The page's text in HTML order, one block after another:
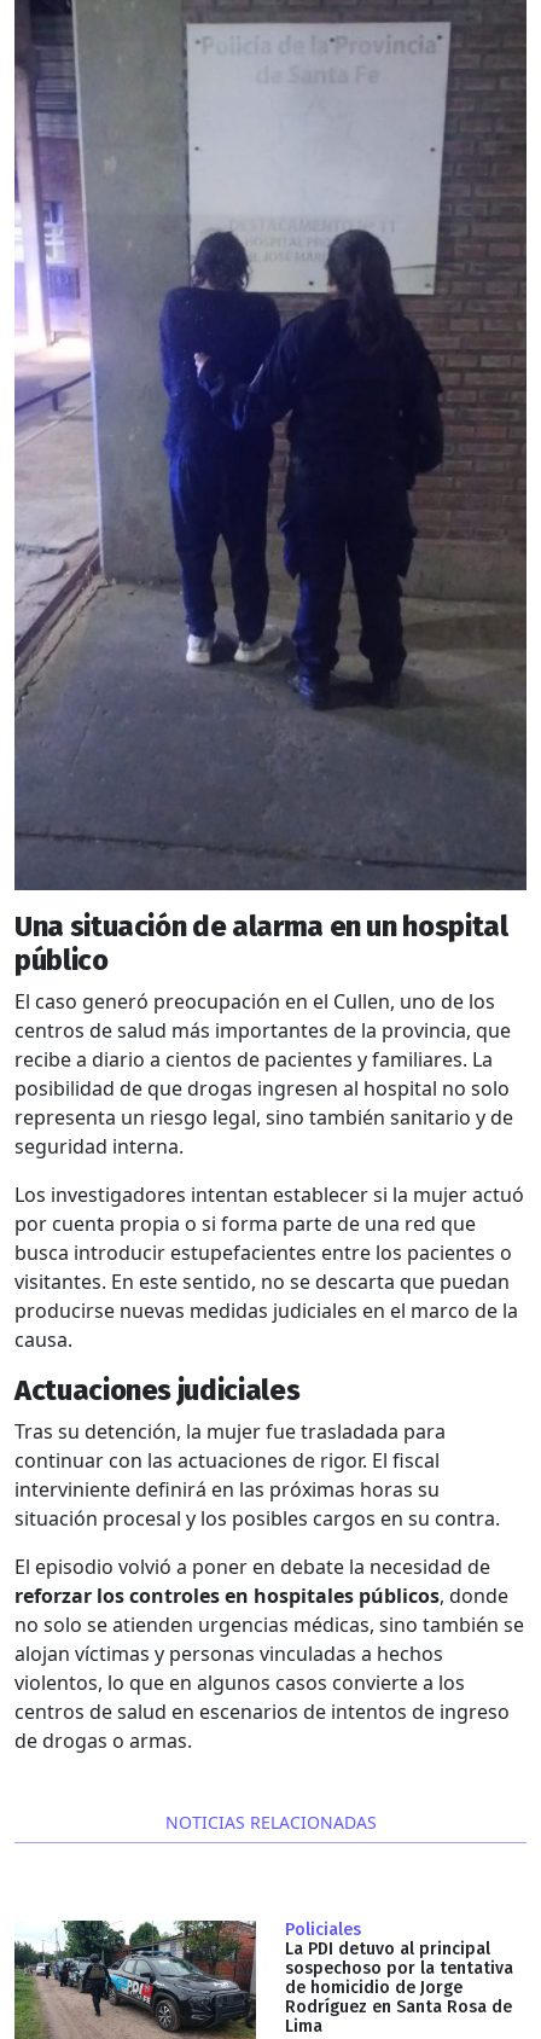
Una situación de alarma en un hospital
público
El caso generó preocupación en el Cullen, uno de los
centros de salud más importantes de la provincia, que
recibe a diario a cientos de pacientes y familiares. La
posibilidad de que drogas ingresen al hospital no solo
representa un riesgo legal, sino también sanitario y de
seguridad interna.
Los investigadores intentan establecer si la mujer actuó
por cuenta propia o si forma parte de una red que
busca introducir estupefacientes entre los pacientes o
visitantes. En este sentido, no se descarta que puedan
producirse nuevas medidas judiciales en el marco de la
causa.
Actuaciones judiciales
Tras su detención, la mujer fue trasladada para
continuar con las actuaciones de rigor. El fiscal
interviniente definirá en las próximas horas su
situación procesal y los posibles cargos en su contra.
El episodio volvió a poner en debate la necesidad de
reforzar los controles en hospitales públicos, donde
no solo se atienden urgencias médicas, sino también se
alojan víctimas y personas vinculadas a hechos
violentos, lo que en algunos casos convierte a los
centros de salud en escenarios de intentos de ingreso
de drogas o armas.
NOTICIAS RELACIONADAS
Policiales
La PDI detuvo al principal
sospechoso por la tentativa
de homicidio de Jorge
Rodríguez en Santa Rosa de
Lima